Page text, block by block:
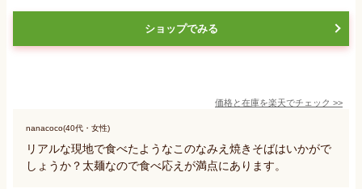
ショップでみる
価格と在庫を楽天でチェック >>
nanacoco(40代・女性)
リアルな現地で食べたようなこのなみえ焼きそばはいかがで
しょうか？太麺なので食べ応えが満点にあります。